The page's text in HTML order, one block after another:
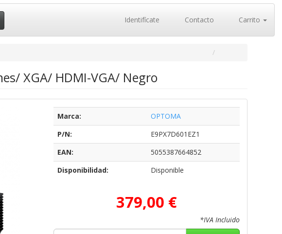
Identifícate Contacto Carrito
XGA/ HDMI-VGA/ Negro
Marca:
OPTOMA
P/N:
E9PX7D601EZ1
EAN:
5055387664852
Disponibilidad:
Disponible
379,00 €
*IVA Incluido